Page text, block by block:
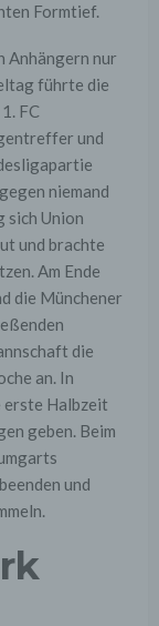
Formtief.
Anhängern nur
führte die
FC
und
niemand
sich Union
und brachte
Am Ende
die Münchener
die
an. In
erste Halbzeit
geben. Beim
und